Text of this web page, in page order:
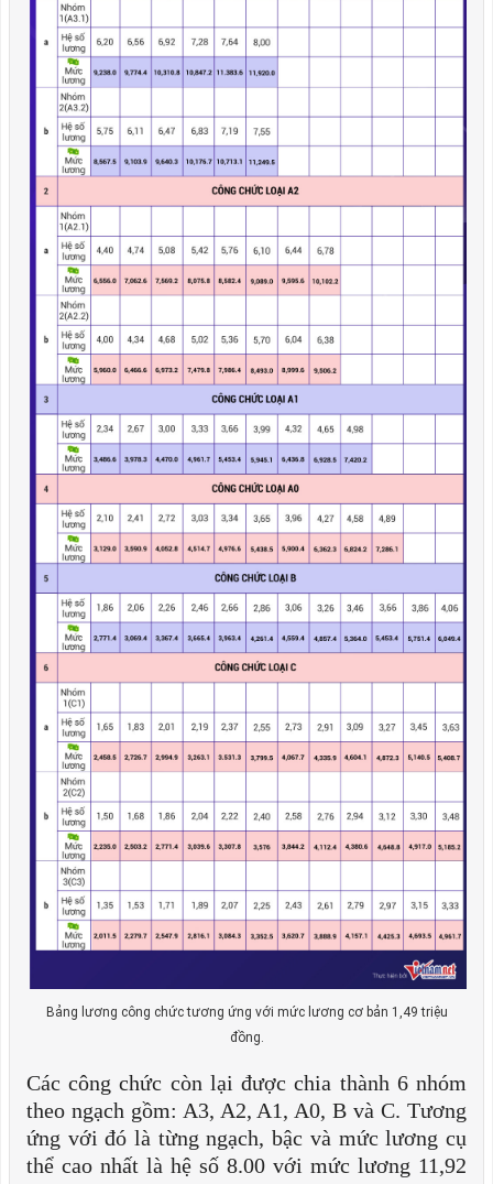
Bảng lương công chức tương ứng với mức lương cơ bản 1,49 triệu
đồng.
Các công chức còn lại được chia thành 6 nhóm
theo ngạch gồm: A3, A2, A1, A0, B và C. Tương
ứng với đó là từng ngạch, bậc và mức lương cụ
thể cao nhất là hệ số 8.00 với mức lương 11,92